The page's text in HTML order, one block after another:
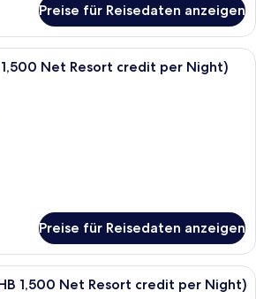
Preise für Reisedaten anzeigen
Net Resort credit per Night)
Preise für Reisedaten anzeigen
Minibar, Zimmersafe, Schreibtisch,
1,500 Net Resort credit per Night)